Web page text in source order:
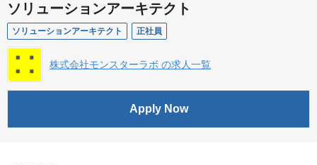
ソリューションアーキテクト
ソリューションアーキテクト 正社員
株式会社モンスターラボ の求人一覧
Apply Now